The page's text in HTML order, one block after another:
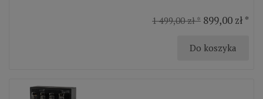
1 499,00 zł * 899,00 zł *
Do koszyka